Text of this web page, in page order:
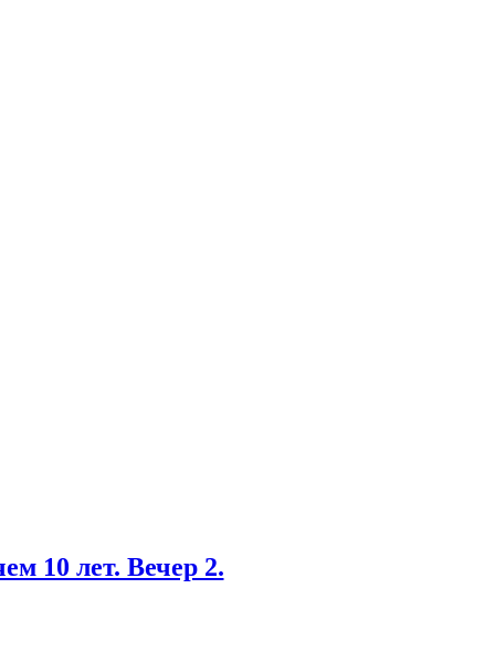
10 лет. Вечер 2.